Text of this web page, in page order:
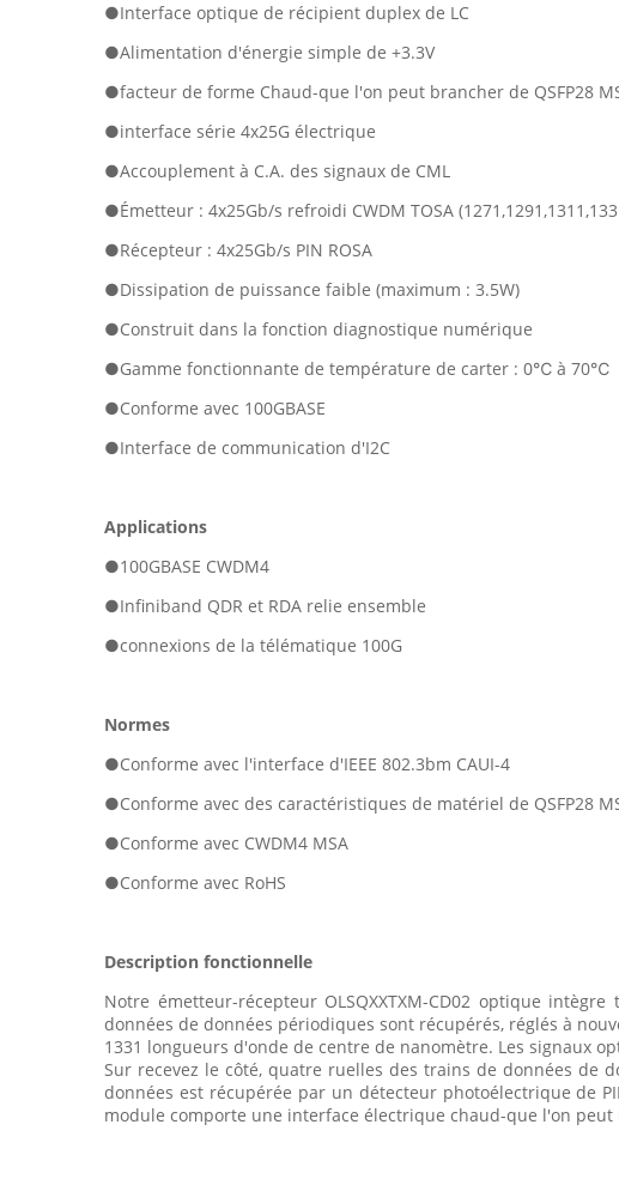
●Interface optique de récipient duplex de LC
●Alimentation d'énergie simple de +3.3V
●facteur de forme Chaud-que l'on peut brancher de QSFP28
●interface série 4x25G électrique
●Accouplement à C.A. des signaux de CML
●Émetteur : 4x25Gb/s refroidi CWDM TOSA
●Récepteur : 4x25Gb/s PIN ROSA
●Dissipation de puissance faible (maximum : 3.5W)
●Construit dans la fonction diagnostique numérique
●Gamme fonctionnante de température de carter : 0℃ à 70℃
●Conforme avec 100GBASE
●Interface de communication d'I2C
Applications
●100GBASE CWDM4
●Infiniband QDR et RDA relie ensemble
●connexions de la télématique 100G
Normes
●Conforme avec l'interface d'IEEE 802.3bm CAUI-4
●Conforme avec des caractéristiques de matériel de QSFP28
●Conforme avec CWDM4 MSA
●Conforme avec RoHS
Description fonctionnelle
Notre émetteur-récepteur OLSQXXTXM-CD02 optique
données de données périodiques sont récupérés, réglés à
1331 longueurs d'onde de centre de nanomètre. Les signaux
Sur recevez le côté, quatre ruelles des trains de données
données est récupérée par un détecteur photoélectrique de
module comporte une interface électrique chaud-que l'on